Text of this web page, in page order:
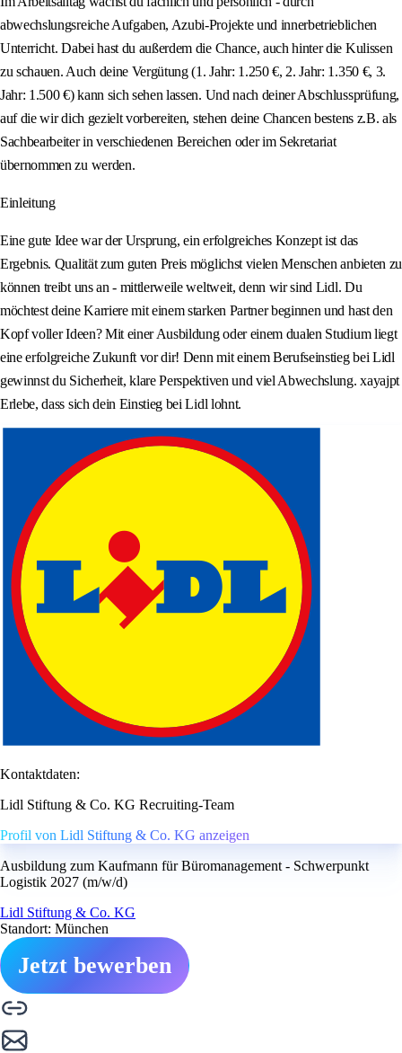
abwechslungsreiche Aufgaben, Azubi-Projekte und innerbetrieblichen
Unterricht. Dabei hast du außerdem die Chance, auch hinter die Kulissen
zu schauen. Auch deine Vergütung (1. Jahr: 1.250 €, 2. Jahr: 1.350 €, 3.
Jahr: 1.500 €) kann sich sehen lassen. Und nach deiner Abschlussprüfung,
auf die wir dich gezielt vorbereiten, stehen deine Chancen bestens z.B. als
Sachbearbeiter in verschiedenen Bereichen oder im Sekretariat
übernommen zu werden.
Einleitung
Eine gute Idee war der Ursprung, ein erfolgreiches Konzept ist das
Ergebnis. Qualität zum guten Preis möglichst vielen Menschen anbieten zu
können treibt uns an - mittlerweile weltweit, denn wir sind Lidl. Du
möchtest deine Karriere mit einem starken Partner beginnen und hast den
Kopf voller Ideen? Mit einer Ausbildung oder einem dualen Studium liegt
eine erfolgreiche Zukunft vor dir! Denn mit einem Berufseinstieg bei Lidl
gewinnst du Sicherheit, klare Perspektiven und viel Abwechslung. xayajpt
Erlebe, dass sich dein Einstieg bei Lidl lohnt.
Kontaktdaten:
Lidl Stiftung & Co. KG Recruiting-Team
Profil von Lidl Stiftung & Co. KG anzeigen
Ausbildung zum Kaufmann für Büromanagement - Schwerpunkt
Logistik 2027 (m/w/d)
Lidl Stiftung & Co. KG
Standort: München
Jetzt bewerben